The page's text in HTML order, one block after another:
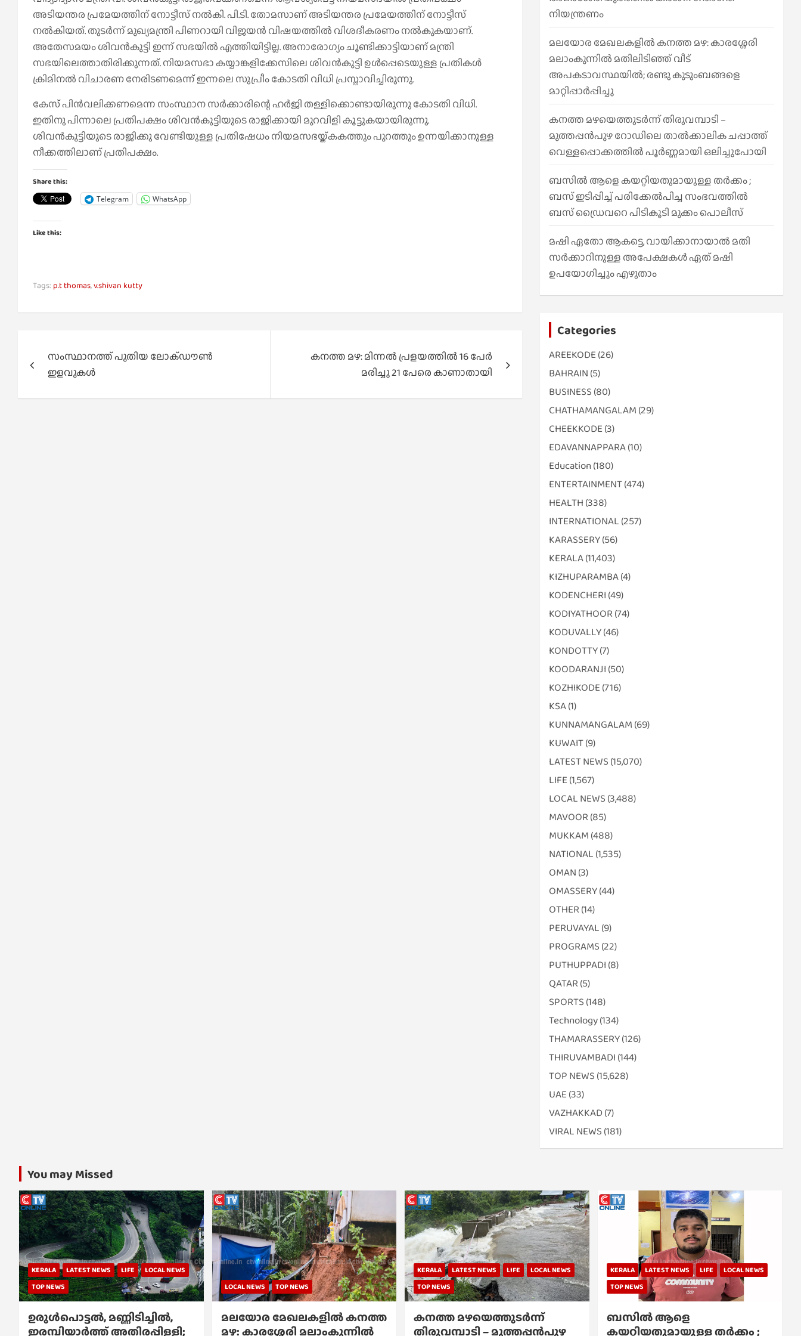
അടിയന്തര പ്രമേയത്തിന് നോട്ടീസ് നല്‍കി. പി.ടി. തോമസാണ് അടിയന്തര പ്രമേയത്തിന് നോട്ടീസ്
നല്‍കിയത്. തുടര്‍ന്ന് മുഖ്യമന്ത്രി പിണറായി വിജയന്‍ വിഷയത്തില്‍ വിശദീകരണം നല്‍കുകയാണ്.
അതേസമയം ശിവന്‍കുട്ടി ഇന്ന് സഭയില്‍ എത്തിയിട്ടില്ല. അനാരോഗ്യം ചൂണ്ടിക്കാട്ടിയാണ് മന്ത്രി
സഭയിലെത്താതിരിക്കുന്നത്. നിയമസഭാ കയ്യാങ്കളിക്കേസിലെ ശിവന്‍കുട്ടി ഉള്‍പ്പെടെയുള്ള പ്രതികള്‍
ക്രിമിനല്‍ വിചാരണ നേരിടണമെന്ന് ഇന്നലെ സുപ്രീം കോടതി വിധി പ്രസ്താവിച്ചിരുന്നു.
കേസ് പിന്‍വലിക്കണമെന്ന സംസ്ഥാന സര്‍ക്കാരിന്റെ ഹര്‍ജി തള്ളിക്കൊണ്ടായിരുന്നു കോടതി വിധി.
ഇതിനു പിന്നാലെ പ്രതിപക്ഷം ശിവന്‍കുട്ടിയുടെ രാജിക്കായി മുറവിളി കൂട്ടുകയായിരുന്നു.
ശിവന്‍കുട്ടിയുടെ രാജിക്കു വേണ്ടിയുള്ള പ്രതിഷേധം നിയമസഭയ്ക്കകത്തും പുറത്തും ഉന്നയിക്കാനുള്ള
നീക്കത്തിലാണ് പ്രതിപക്ഷം.
Share this:
Telegram WhatsApp
Like this:
Tags: p.t thomas,v.shivan kutty
navigation
സംസ്ഥാനത്ത് പുതിയ ലോക്ഡൗൺ
ഇളവുകൾ
കനത്ത മഴ: മിന്നൽ പ്രളയത്തിൽ 16 പേർ
മരിച്ചു 21 പേരെ കാണാതായി
നിയന്ത്രണം
മലയോര മേഖലകളിൽ കനത്ത മഴ: കാരശ്ശേരി
മലാംകുന്നിൽ മതിലിടിഞ്ഞ് വീട്
അപകടാവസ്ഥയിൽ; രണ്ടു കുടുംബങ്ങളെ
മാറ്റിപ്പാർപ്പിച്ചു
കനത്ത മഴയെത്തുടർന്ന് തിരുവമ്പാടി –
മുത്തപ്പൻപുഴ റോഡിലെ താൽക്കാലിക ചപ്പാത്ത്
വെള്ളപ്പൊക്കത്തിൽ പൂർണ്ണമായി ഒലിച്ചുപോയി
ബസിൽ ആളെ കയറ്റിയതുമായുള്ള തർക്കം ;
ബസ് ഇടിപ്പിച്ച് പരിക്കേൽപിച്ച സംഭവത്തിൽ
ബസ് ഡ്രൈവറെ പിടികൂടി മുക്കം പൊലീസ്
മഷി ഏതോ ആകട്ടെ, വായിക്കാനായാൽ മതി​
സർക്കാറിനുള്ള അപേക്ഷകൾ ഏത് മഷി
ഉപയോഗിച്ചും എഴുതാം
Categories
AREEKODE (26)
BAHRAIN (5)
BUSINESS (80)
CHATHAMANGALAM (29)
CHEEKKODE (3)
EDAVANNAPPARA(10)
Education (180)
ENTERTAINMENT(474)
HEALTH (338)
INTERNATIONAL (257)
KARASSERY(56)
KERALA(11,403)
KIZHUPARAMBA(4)
KODENCHERI (49)
KODIYATHOOR (74)
KODUVALLY(46)
KONDOTTY(7)
KOODARANJI (50)
KOZHIKODE (716)
KSA(1)
KUNNAMANGALAM (69)
KUWAIT(9)
LATEST NEWS (15,070)
LIFE (1,567)
LOCAL NEWS (3,488)
MAVOOR (85)
MUKKAM (488)
NATIONAL (1,535)
OMAN (3)
OMASSERY(44)
OTHER (14)
PERUVAYAL (9)
PROGRAMS (22)
PUTHUPPADI (8)
QATAR (5)
SPORTS (148)
Technology(134)
THAMARASSERY(126)
THIRUVAMBADI (144)
TOP NEWS (15,628)
UAE (33)
VAZHAKKAD(7)
VIRAL NEWS (181)
You may Missed
KERALA LATEST NEWS LIFE
LOCAL NEWS
TOP NEWS
ഉരുൾപൊട്ടൽ, മണ്ണിടിച്ചിൽ,
ഇരമ്പിയാര്‍ത്ത് അതിരപ്പിള്ളി;
LOCAL NEWS TOP NEWS
മലയോര മേഖലകളിൽ കനത്ത
മഴ: കാരശ്ശേരി മലാംകുന്നിൽ
KERALA LATEST NEWS LIFE
LOCAL NEWS
TOP NEWS
കനത്ത മഴയെത്തുടർന്ന്
തിരുവമ്പാടി – മുത്തപ്പൻപുഴ
KERALA LATEST NEWS LIFE
LOCAL NEWS
TOP NEWS
ബസിൽ ആളെ
കയറ്റിയതുമായുള്ള തർക്കം ;